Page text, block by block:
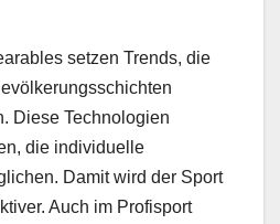
setzen Trends, die
Diese Technologien
die individuelle
Damit wird der Sport
Auch im Profisport